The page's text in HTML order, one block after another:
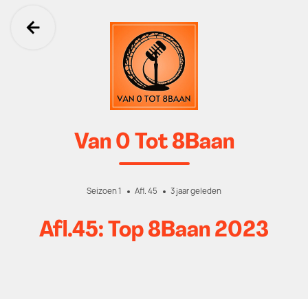
Ga terug
Van 0 Tot 8Baan
Seizoen 1 Afl. 45 3 jaar geleden
Afl.45: Top 8Baan 2023